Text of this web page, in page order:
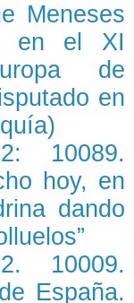
Meneses
en el XI
de
en
10089.
hoy, en
dando
10009.
España.